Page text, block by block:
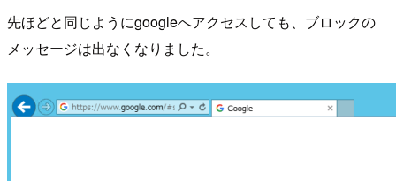
先ほどと同じようにgoogleへアクセスしても、ブロックの
メッセージは出なくなりました。